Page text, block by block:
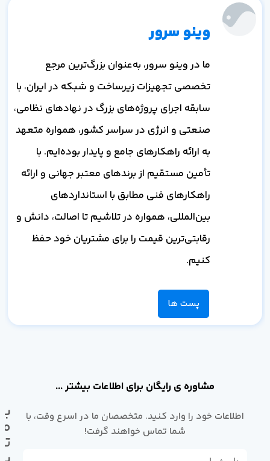
وینو سرور
ما در وینو سرور، به‌عنوان بزرگ‌ترین مرجع
تخصصی تجهیزات زیرساخت و شبکه در ایران، با
سابقه اجرای پروژه‌های بزرگ در نهادهای نظامی،
صنعتی و انرژی در سراسر کشور، همواره متعهد
به ارائه راهکارهای جامع و پایدار بوده‌ایم. با
تأمین مستقیم از برندهای معتبر جهانی و ارائه
راهکارهای فنی مطابق با استانداردهای
بین‌المللی، همواره در تلاشیم تا اصالت، دانش و
رقابتی‌ترین قیمت را برای مشتریان خود حفظ
کنیم.
پست ها
مشاوره ی رایگان برای اطلاعات بیشتر ...
اطلاعات خود را وارد کنید. متخصصان ما در اسرع وقت، با
شما تماس خواهند گرفت!
با